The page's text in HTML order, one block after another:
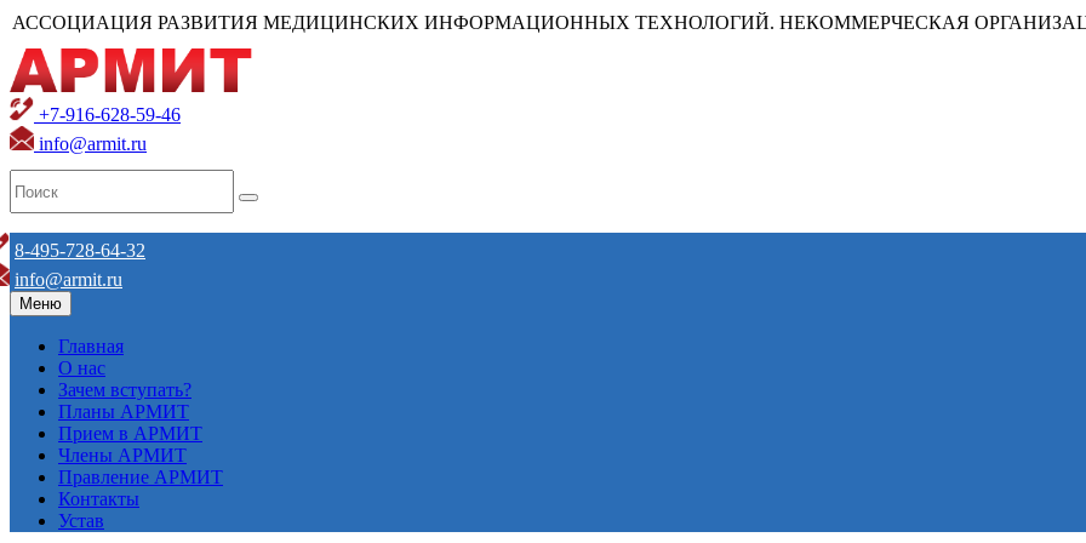
АССОЦИАЦИЯ РАЗВИТИЯ МЕДИЦИНСКИХ ИНФОРМАЦИОННЫХ ТЕХНОЛОГИЙ. НЕКОММЕРЧЕСКАЯ
+7-916-628-59-46
info@armit.ru
8-495-728-64-32
info@armit.ru
Меню
Главная
О нас
Зачем вступать?
Планы АРМИТ
Прием в АРМИТ
Члены АРМИТ
Правление АРМИТ
Контакты
Устав